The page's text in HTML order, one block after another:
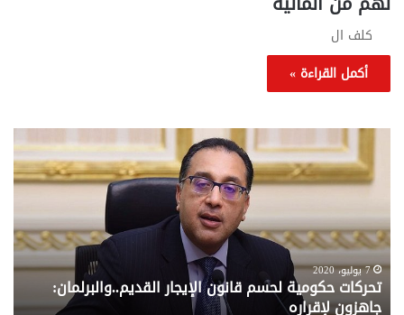
كلف ال
أكمل القراءة »
تحركات
حكومية
لحسم
قانون
القديم..والبرلمان:
جاهزون
لإقراره
7 يوليو، 2020
تحركات حكومية لحسم قانون الإيجار القديم..والبرلمان:
جاهزون لإقراره
..
من